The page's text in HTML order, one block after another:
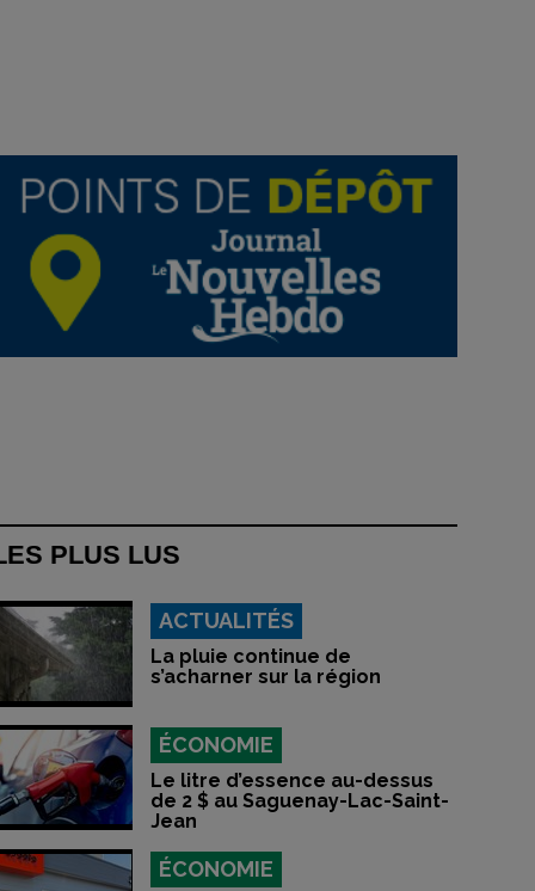
PLUS LUS
ACTUALITÉS
La pluie continue de
s’acharner sur la région
ÉCONOMIE
Le litre d’essence au-dessus
de 2 $ au Saguenay-Lac-Saint-
Jean
ÉCONOMIE